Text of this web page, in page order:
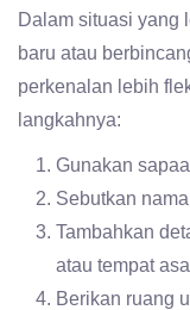
Dalam situasi yang
baru atau
perkenalan lebih
langkahnya:
Gunakan
Sebutkan
Tambahkan
atau tempat
Berikan ruang